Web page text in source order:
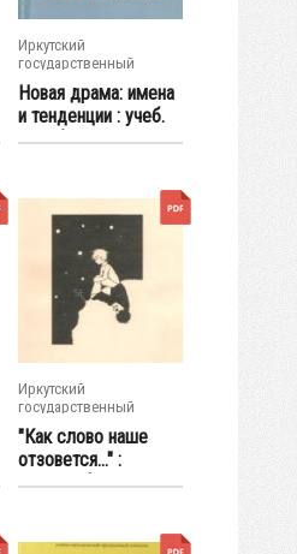
Иркутский
государственный
университет
Новая драма: имена
и тенденции : учеб.
пособие
Иркутский
государственный
университет
"Как слово наше
отзовется..." :
монография